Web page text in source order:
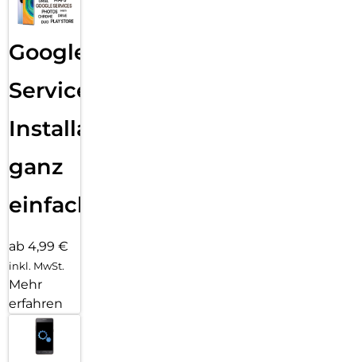
Google
Services
Installation
ganz
einfach
ab 4,99 €
inkl. MwSt.
Mehr
erfahren